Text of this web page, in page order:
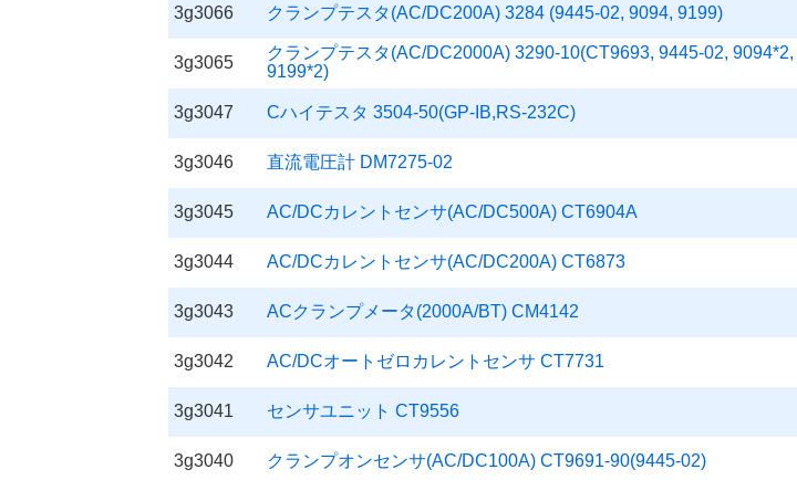
3g3066 クランプテスタ(AC/DC200A) 3284 (9445-02, 9094, 9199)
3g3065
クランプテスタ(AC/DC2000A) 3290-10(CT9693, 9445-02, 9094*2,
9199*2)
3g3047 Cハイテスタ 3504-50(GP-IB,RS-232C)
3g3046 直流電圧計 DM7275-02
3g3045 AC/DCカレントセンサ(AC/DC500A) CT6904A
3g3044 AC/DCカレントセンサ(AC/DC200A) CT6873
3g3043 ACクランプメータ(2000A/BT) CM4142
3g3042 AC/DCオートゼロカレントセンサ CT7731
3g3041 センサユニット CT9556
3g3040 クランプオンセンサ(AC/DC100A) CT9691-90(9445-02)